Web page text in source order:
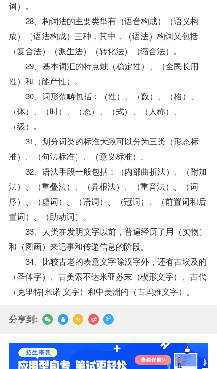
词）。
28、构词法的主要类型有（语音构成）（语义构
成）（语法构成）三种，其中，（语法）构词又包括
（复合法）（派生法）（转化法）（缩合法）。
29、基本词汇的特点烛（稳定性）、（全民长用
性）和（能产性）。
30、词形范畴包括：（性）、（数）、（格）、
（体）、（时）、（态）、（式）、（人称）、
（级）。
31、划分词类的标准大致可以分为三类（形态标
准）、（句法标准）、（意义标准）。
32、语法手段一般包括：（内部曲折法）、（附加
法）、（重叠法）、（异根法）、（重音法）、（词
序）、（虚词）、（语调）、（冠词）、（前置词和后
置词）、（助动词）。
33、人类在发明文字以前，普遍经历了用（实物）
和（图画）来记事和传递信息的阶段。
34、比较古老的表意文字除汉字外，还有古埃及的
（圣体字）、古美索不达米亚苏末（楔形文字）、古代
（克里特[米诺]文字）和中美洲的（古玛雅文字）。
分享到: